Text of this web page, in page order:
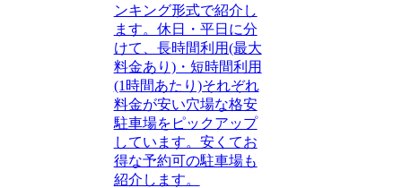
ンキング形式で紹介し
ます。休日・平日に分
けて、長時間利用(最大
料金あり)・短時間利用
(1時間あたり)それぞれ
料金が安い穴場な格安
駐車場をピックアップ
しています。安くてお
得な予約可の駐車場も
紹介します。